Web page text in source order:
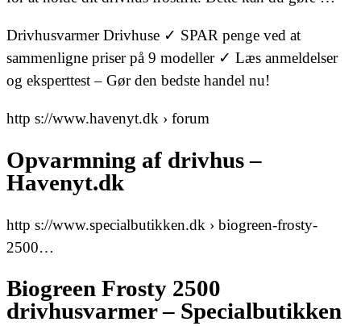
Drivhusvarmer Drivhuse ✓ SPAR penge ved at
sammenligne priser på 9 modeller ✓ Læs anmeldelser
og eksperttest – Gør den bedste handel nu!
http s://www.havenyt.dk › forum
Opvarmning af drivhus –
Havenyt.dk
http s://www.specialbutikken.dk › biogreen-frosty-
2500…
Biogreen Frosty 2500
drivhusvarmer – Specialbutikken